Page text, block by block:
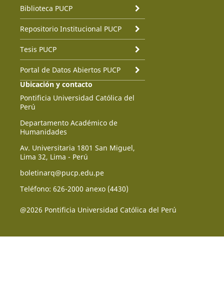
Biblioteca PUCP
Repositorio Institucional PUCP
Tesis PUCP
Portal de Datos Abiertos PUCP
Ubicación y contacto
Pontificia Universidad Católica del
Perú
Departamento Académico de
Humanidades
Av. Universitaria 1801 San Miguel,
Lima 32, Lima - Perú
boletinarq@pucp.edu.pe
Teléfono: 626-2000 anexo (4430)
@2026 Pontificia Universidad Católica del Perú